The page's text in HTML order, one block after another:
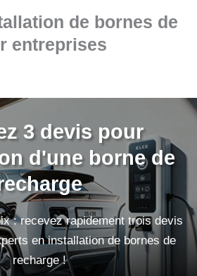
de bornes de
entreprises
3 devis pour
d'une borne de
: recevez rapidement trois devis
en installation de bornes de
recharge !